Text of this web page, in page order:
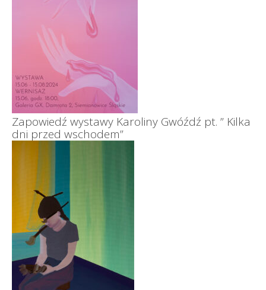
Zapowiedź wystawy Karoliny Gwóźdź pt. ” Kilka
dni przed wschodem”